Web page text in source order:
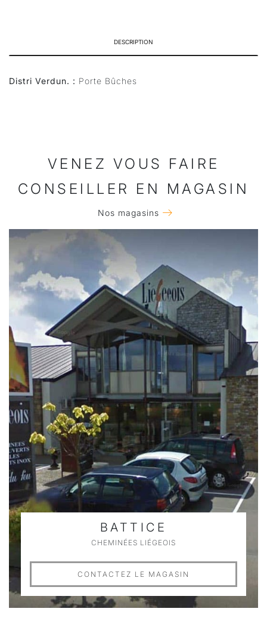
DESCRIPTION
Distri Verdun. : Porte Bûches
VENEZ VOUS FAIRE
CONSEILLER EN MAGASIN
Nos magasins
BATTICE
CHEMINÉES LIÉGEOIS
CONTACTEZ LE MAGASIN